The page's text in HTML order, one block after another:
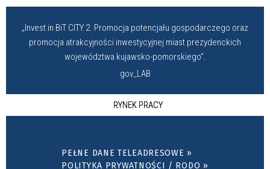
„Invest in BiT CITY 2. Promocja potencjału gospodarczego oraz
promocja atrakcyjności inwestycyjnej miast prezydenckich
województwa kujawsko-pomorskiego”.
gov_LAB
RYNEK PRACY
PEŁNE DANE TELEADRESOWE »
POLITYKA PRYWATNOŚCI / RODO »